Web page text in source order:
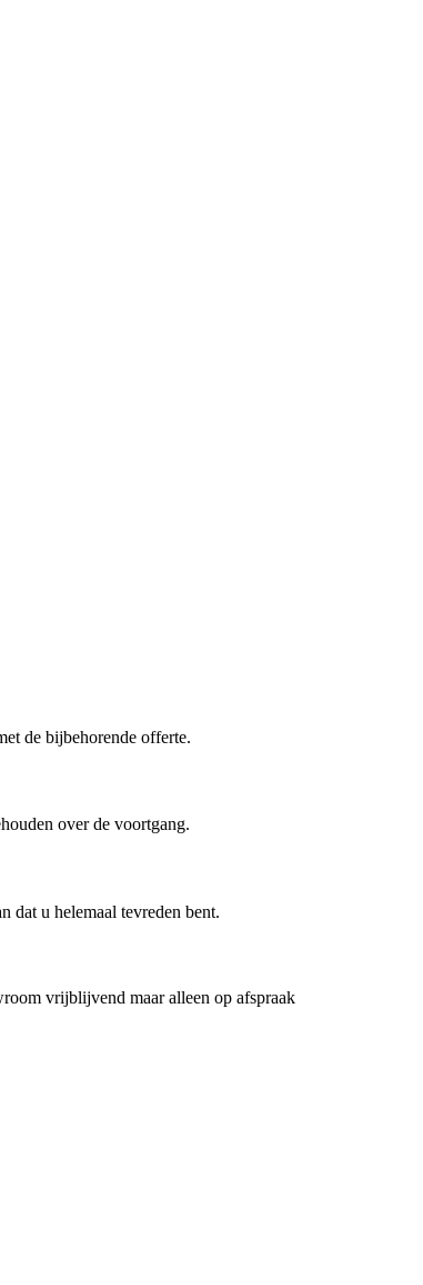
de bijbehorende offerte.
over de voortgang.
dat u helemaal tevreden bent.
vrijblijvend maar alleen op afspraak